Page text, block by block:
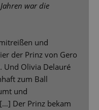
war die
und
der Prinz von Gero
Und Olivia Delauré
zum Ball
und
Der Prinz bekam